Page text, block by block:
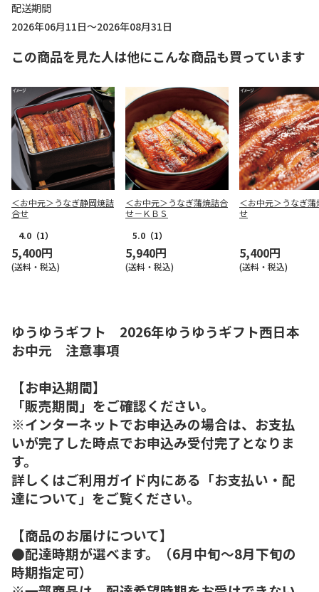
配送期間
2026年06月11日～2026年08月31日
この商品を見た人は他にこんな商品も買っています
＜お中元＞うなぎ静岡焼詰
合せ
4.0 （1）
5,400円
(送料・税込)
＜お中元＞うなぎ蒲焼詰合
せ－ＫＢＳ
5.0 （1）
5,940円
(送料・税込)
＜お中元＞うなぎ蒲
せ
5,400円
(送料・税込)
ゆうゆうギフト 2026年ゆうゆうギフト西日本
お中元 注意事項
【お申込期間】
「販売期間」をご確認ください。
※インターネットでお申込みの場合は、お支払
いが完了した時点でお申込み受付完了となりま
す。
詳しくはご利用ガイド内にある「お支払い・配
達について」をご覧ください。
【商品のお届けについて】
●配達時期が選べます。（6月中旬～8月下旬の
時期指定可）